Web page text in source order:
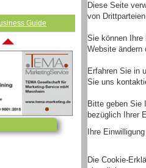
Guide
Diese Seite
von
Sie können Ihre
Website ändern
Erfahren Sie in
Sie uns
Bitte geben Sie
bezüglich Ihrer
Ihre
Die Cookie-